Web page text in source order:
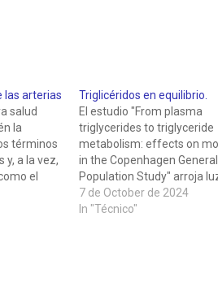
las arterias
salud
la
términos
y, a la vez,
el
el
Triglicéridos en equilibrio.
El estudio "From plasma
triglycerides to triglyceride
metabolism: effects on
in the Copenhagen General
Population Study" arroja
la relación entre los niveles
triglicéridos en plasma y la
7 de October de 2024
In "Técnico"